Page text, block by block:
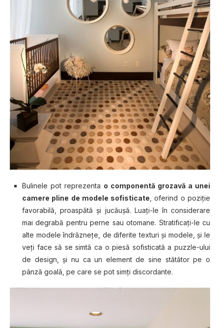
Bulinele pot reprezenta o componentă grozavă a unei
camere pline de modele sofisticate , oferind o poziție
favorabilă, proaspătă și jucăușă. Luați-le în considerare
mai degrabă pentru perne sau otomane. Stratificați-le cu
alte modele îndrăznețe, de diferite texturi și modele, și le
veți face să se simtă ca o piesă sofisticată a puzzle-ului
de design, și nu ca un element de sine stătător pe o
pânză goală, pe care se pot simți discordante.